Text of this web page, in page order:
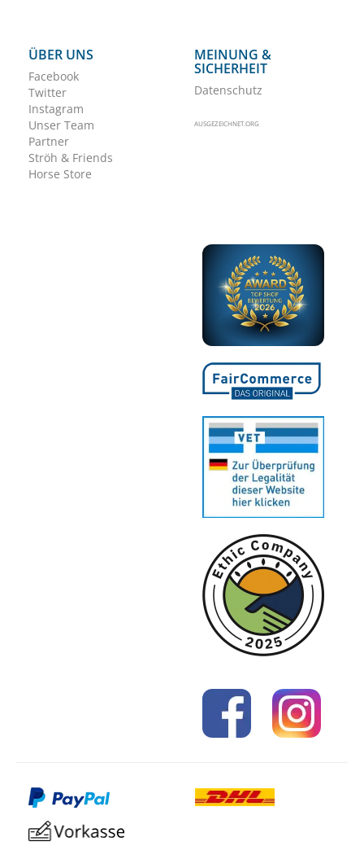
ÜBER UNS
Facebook
Twitter
Instagram
Unser Team
Partner
Ströh & Friends
Horse Store
MEINUNG &
SICHERHEIT
Datenschutz
AUSGEZEICHNET.ORG